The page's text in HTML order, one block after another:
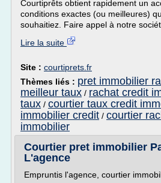
Courtiprêts obtient rapidement un
conditions exactes (ou meilleures)
souhaitiez. Faire appel à notre
Lire la suite
Site : courtiprets.fr
Thèmes liés : pret immobilier
meilleur taux / rachat credit
taux / courtier taux credit
immobilier credit / courtier
immobilier
Courtier pret immobilier
L'agence
Empruntis l'agence, courtier